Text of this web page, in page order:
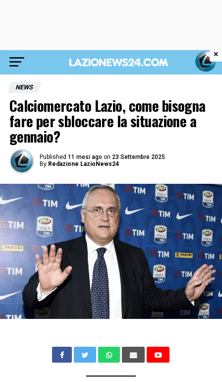
NEWS
Calciomercato Lazio, come bisogna
fare per sbloccare la situazione a
gennaio?
Published 11 mesi ago on 23 Settembre 2025
By Redazione LazioNews24
×